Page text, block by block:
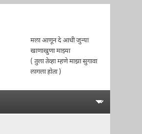
मला आणून दे आधी जुन्या
खाणाखुणा माझ्या
( तुला तेव्हा म्हणे माझा सुगावा
लागला होता )